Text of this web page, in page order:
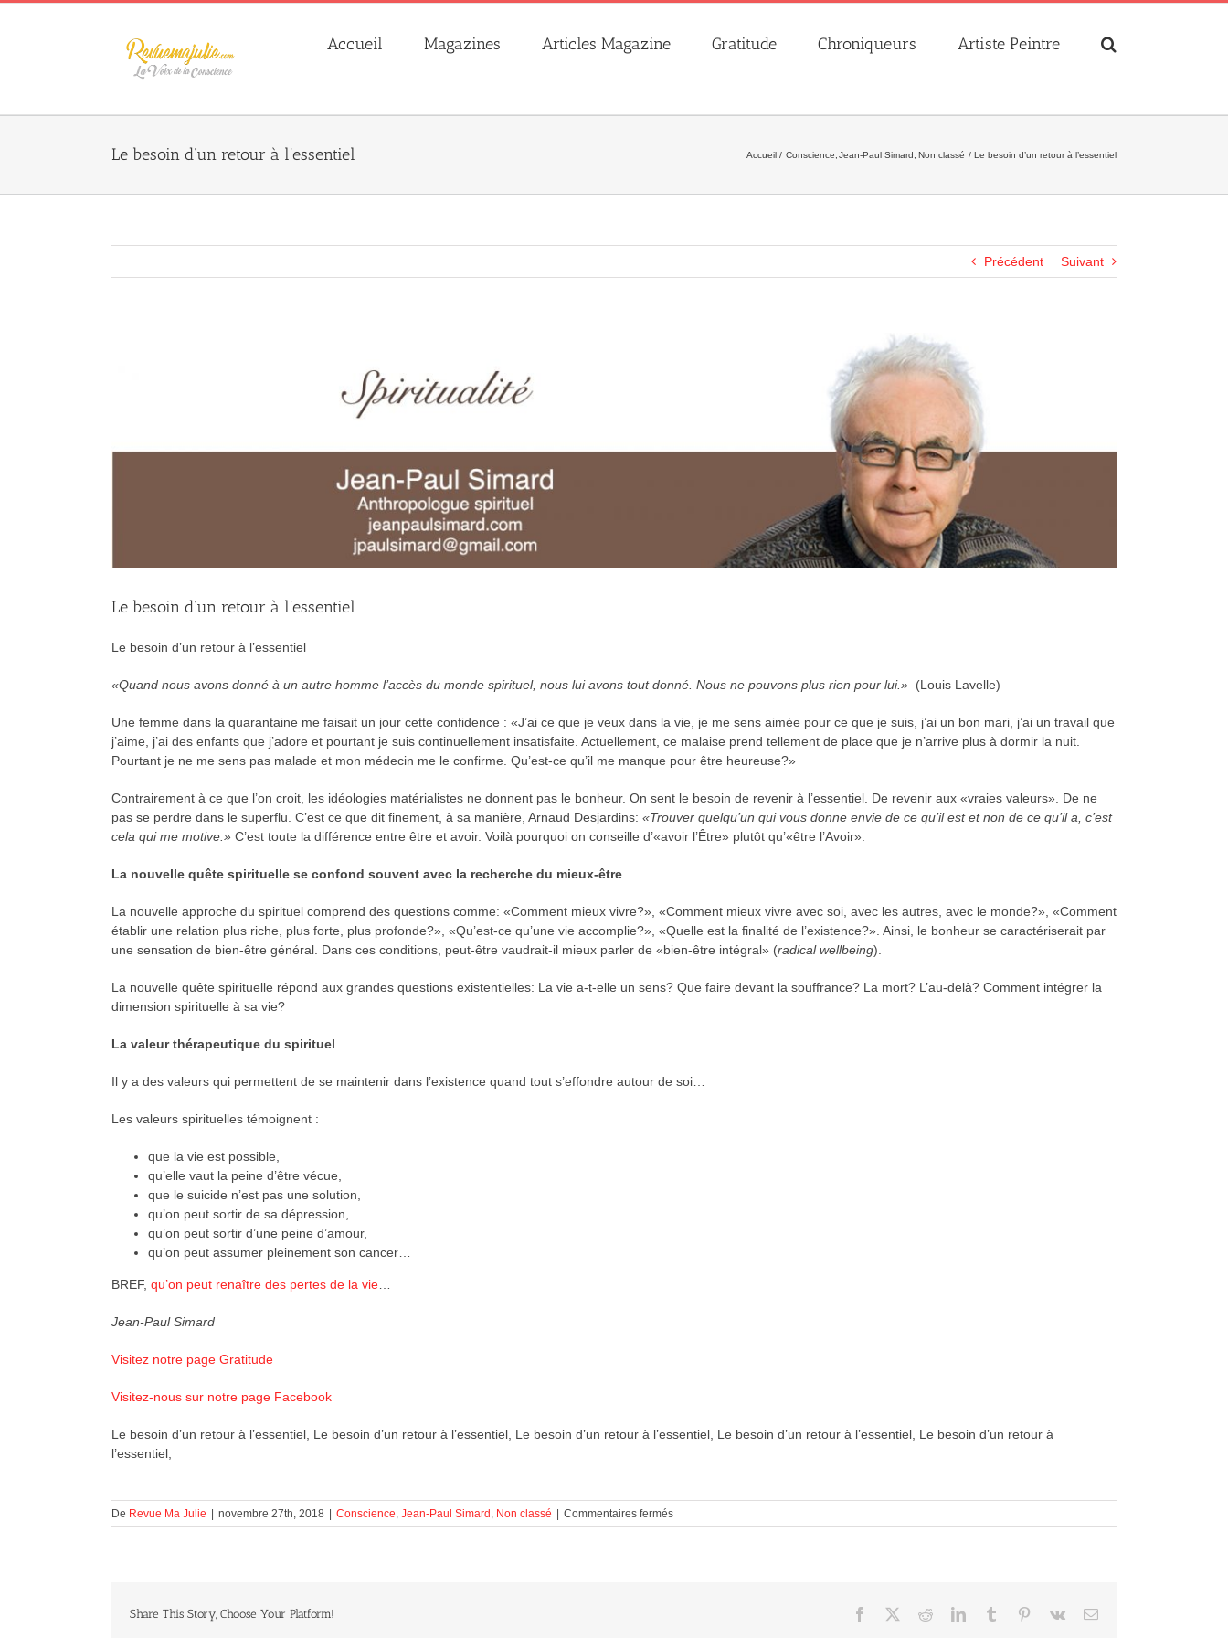
Skip
Accueil Magazines Articles Magazine Gratitude Chroniqueurs Artiste Peintre
Le besoin d’un retour à l’essentiel Accueil Conscience Jean-Paul Simard Non classé Le besoin d’un retour à l’essentiel
Précédent Suivant
Le besoin d’un retour à l’essentiel
Le besoin d’un retour à l’essentiel
«Quand nous avons donné à un autre homme l’accès du monde spirituel, nous lui avons tout donné. Nous ne pouvons plus rien pour lui.»(Louis Lavelle)
Une femme dans la quarantaine me faisait un jour cette confidence : «J’ai ce que je veux dans la vie, je me sens aimée pour ce que je suis, j’ai un bon mari, j’ai un travail que
j’aime, j’ai des enfants que j’adore et pourtant je suis continuellement insatisfaite. Actuellement, ce malaise prend tellement de place que je n’arrive plus à dormir la nuit.
Pourtant je ne me sens pas malade et mon médecin me le confirme. Qu’est-ce qu’il me manque pour être heureuse?»
Contrairement à ce que l’on croit, les idéologies matérialistes ne donnent pas le bonheur. On sent le besoin de revenir à l’essentiel. De revenir aux «vraies valeurs». De ne
pas se perdre dans le superflu. C’est ce que dit finement, à sa manière, Arnaud Desjardins: «Trouver quelqu’un qui vous donne envie de ce qu’il est et non de ce qu’il a, c’est
cela qui me motive.»C’est toute la différence entre être et avoir. Voilà pourquoi on conseille d’«avoir l’Être» plutôt qu’«être l’Avoir».
La nouvelle quête spirituelle se confond souvent avec la recherche du mieux-être
La nouvelle approche du spirituel comprend des questions comme: «Comment mieux vivre?», «Comment mieux vivre avec soi, avec les autres, avec le monde?», «Comment
établir une relation plus riche, plus forte, plus profonde?», «Qu’est-ce qu’une vie accomplie?», «Quelle est la finalité de l’existence?». Ainsi, le bonheur se caractériserait par
une sensation de bien-être général. Dans ces conditions, peut-être vaudrait-il mieux parler de «bien-être intégral» (radical wellbeing).
La nouvelle quête spirituelle répond aux grandes questions existentielles: La vie a-t-elle un sens? Que faire devant la souffrance? La mort? L’au-delà? Comment intégrer la
dimension spirituelle à sa vie?
La valeur thérapeutique du spirituel
Il y a des valeurs qui permettent de se maintenir dans l’existence quand tout s’effondre autour de soi…
Les valeurs spirituelles témoignent :
que la vie est possible,
qu’elle vaut la peine d’être vécue,
que le suicide n’est pas une solution,
qu’on peut sortir de sa dépression,
qu’on peut sortir d’une peine d’amour,
qu’on peut assumer pleinement son cancer…
BREF, qu’on peut renaître des pertes de la vie…
Jean-Paul Simard
Visitez notre page Gratitude
Visitez-nous sur notre page Facebook
Le besoin d’un retour à l’essentiel, Le besoin d’un retour à l’essentiel, Le besoin d’un retour à l’essentiel, Le besoin d’un retour à l’essentiel, Le besoin d’un retour à
l’essentiel,
De Revue Ma Julie | novembre 27th, 2018 | Conscience, Jean-Paul Simard, Non classé | Commentaires ferméssur
Le
Share This Story, Choose Your Platform! Facebook RedditLinkedInTumblr Pinterest
Vk Courriel